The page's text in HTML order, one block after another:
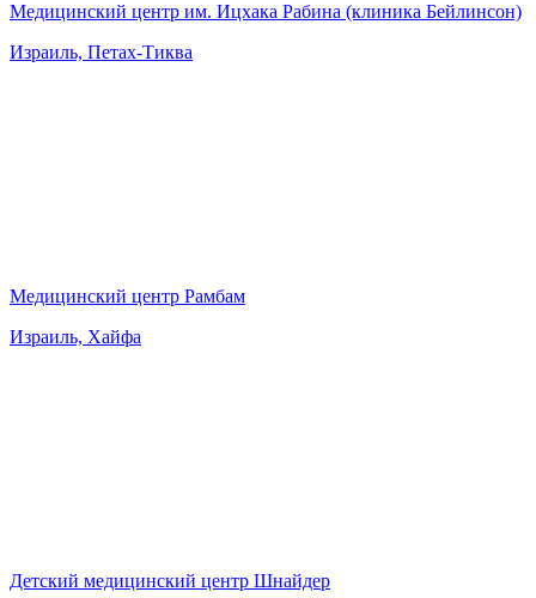
Медицинский центр им. Ицхака Рабина (клиника Бейлинсон)
Израиль, Петах-Тиква
Медицинский центр Рамбам
Израиль, Хайфа
Детский медицинский центр Шнайдер